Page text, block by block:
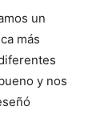
un
más
y nos